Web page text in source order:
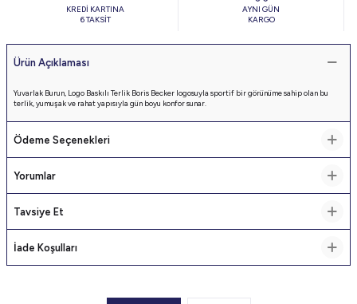
KREDİ KARTINA
6 TAKSİT
AYNI GÜN
KARGO
Ürün Açıklaması
Yuvarlak Burun, Logo Baskılı Terlik Boris Becker logosuyla sportif bir görünüme sahip olan bu
terlik, yumuşak ve rahat yapısıyla gün boyu konfor sunar.
Ödeme Seçenekleri
Yorumlar
Tavsiye Et
İade Koşulları